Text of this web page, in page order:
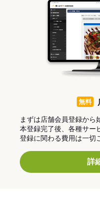
無料
まずは店舗会員登録から
本登録完了後、各種サー
登録に関わる費用は一切
詳